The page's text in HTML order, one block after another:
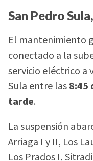
San Pedro
El mantenimiento
conectado a la
servicio eléctrico a
Sula entre las8:45
tarde.
La suspensión
Arriaga I y II, Los
Los Prados I,